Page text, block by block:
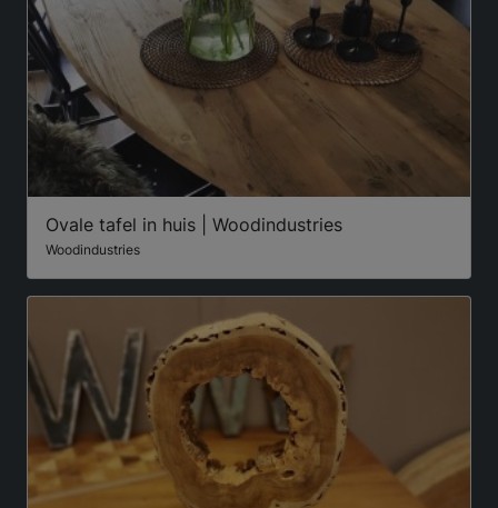
Ovale tafel in huis | Woodindustries
Woodindustries